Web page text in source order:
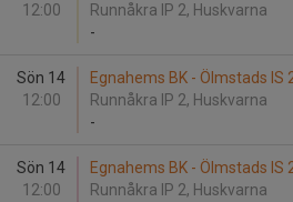
12:00
Runnåkra IP 2, Huskvarna
-
Sön 14
12:00
Egnahems BK - Ölmstads IS
Runnåkra IP 2, Huskvarna
-
Sön 14
12:00
Egnahems BK - Ölmstads IS
Runnåkra IP 2, Huskvarna